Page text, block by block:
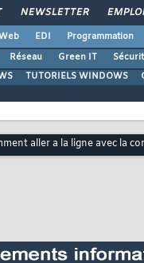
NEWSLETTER
EDI Programmation
Réseau Green IT
TUTORIELS WINDOWS
aller a la ligne avec la